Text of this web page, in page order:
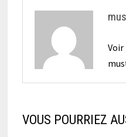
Voir
VOUS POURRIEZ